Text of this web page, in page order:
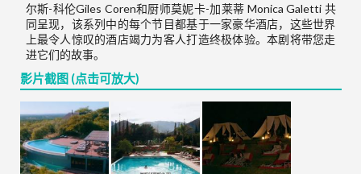
尔斯-科伦Giles Coren和厨师莫妮卡-加莱蒂 Monica Galetti 共
同呈现，该系列中的每个节目都基于一家豪华酒店，这些世界
上最令人惊叹的酒店竭力为客人打造终极体验。本剧将带您走
进它们的故事。
影片截图 (点击可放大)